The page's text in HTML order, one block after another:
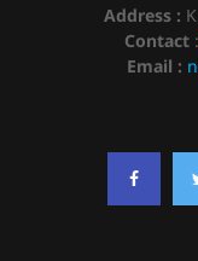
Address :
Contact :
Email :